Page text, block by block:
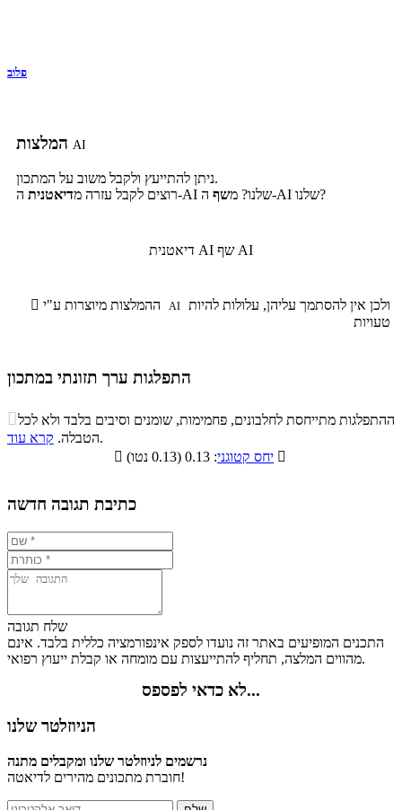
פלוב
AI
ניתן להתייעץ ולקבל משוב על המתכון.
רוצים לקבל עזרה מדיאטנית ה-AI שלנו? משף ה-AI שלנו?
דיאטנית AI שף AI
 AI
טעויות
התפלגות ערך תזונתי במתכון
התפלגות ערך תזונתי במתכון
סיבים
תזונתיים
שומנים חלבונים
9.4% 76.3%
ההתפלגות מתייחסת לחלבונים, פחמימות, שומנים וסיבים בלבד ולא לכל
הטבלה. קרא עוד
.

יחס קטוגני 
כתיבת תגובה חדשה
שלח תגובה
התכנים המופיעים באתר זה נועדו לספק אינפורמציה כללית בלבד. אינם
מהווים המלצה, תחליף להתייעצות עם מומחה או קבלת ייעוץ רפואי.
לא כדאי לפספס...
הניוזלטר שלנו
נרשמים לניוזלטר שלנו ומקבלים מתנה
חוברת מתכונים מהירים לדיאטה!